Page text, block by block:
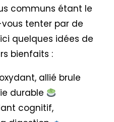
communs étant le
tenter par de
quelques idées de
bienfaits :
allié brule
durable
cognitif,